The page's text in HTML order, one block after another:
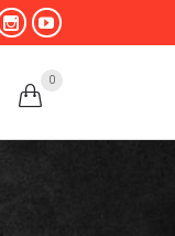
 
to
0